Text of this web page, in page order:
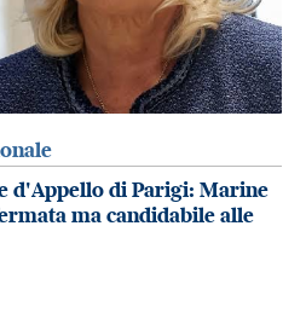
d'Appello di Parigi: Marine
ma candidabile alle